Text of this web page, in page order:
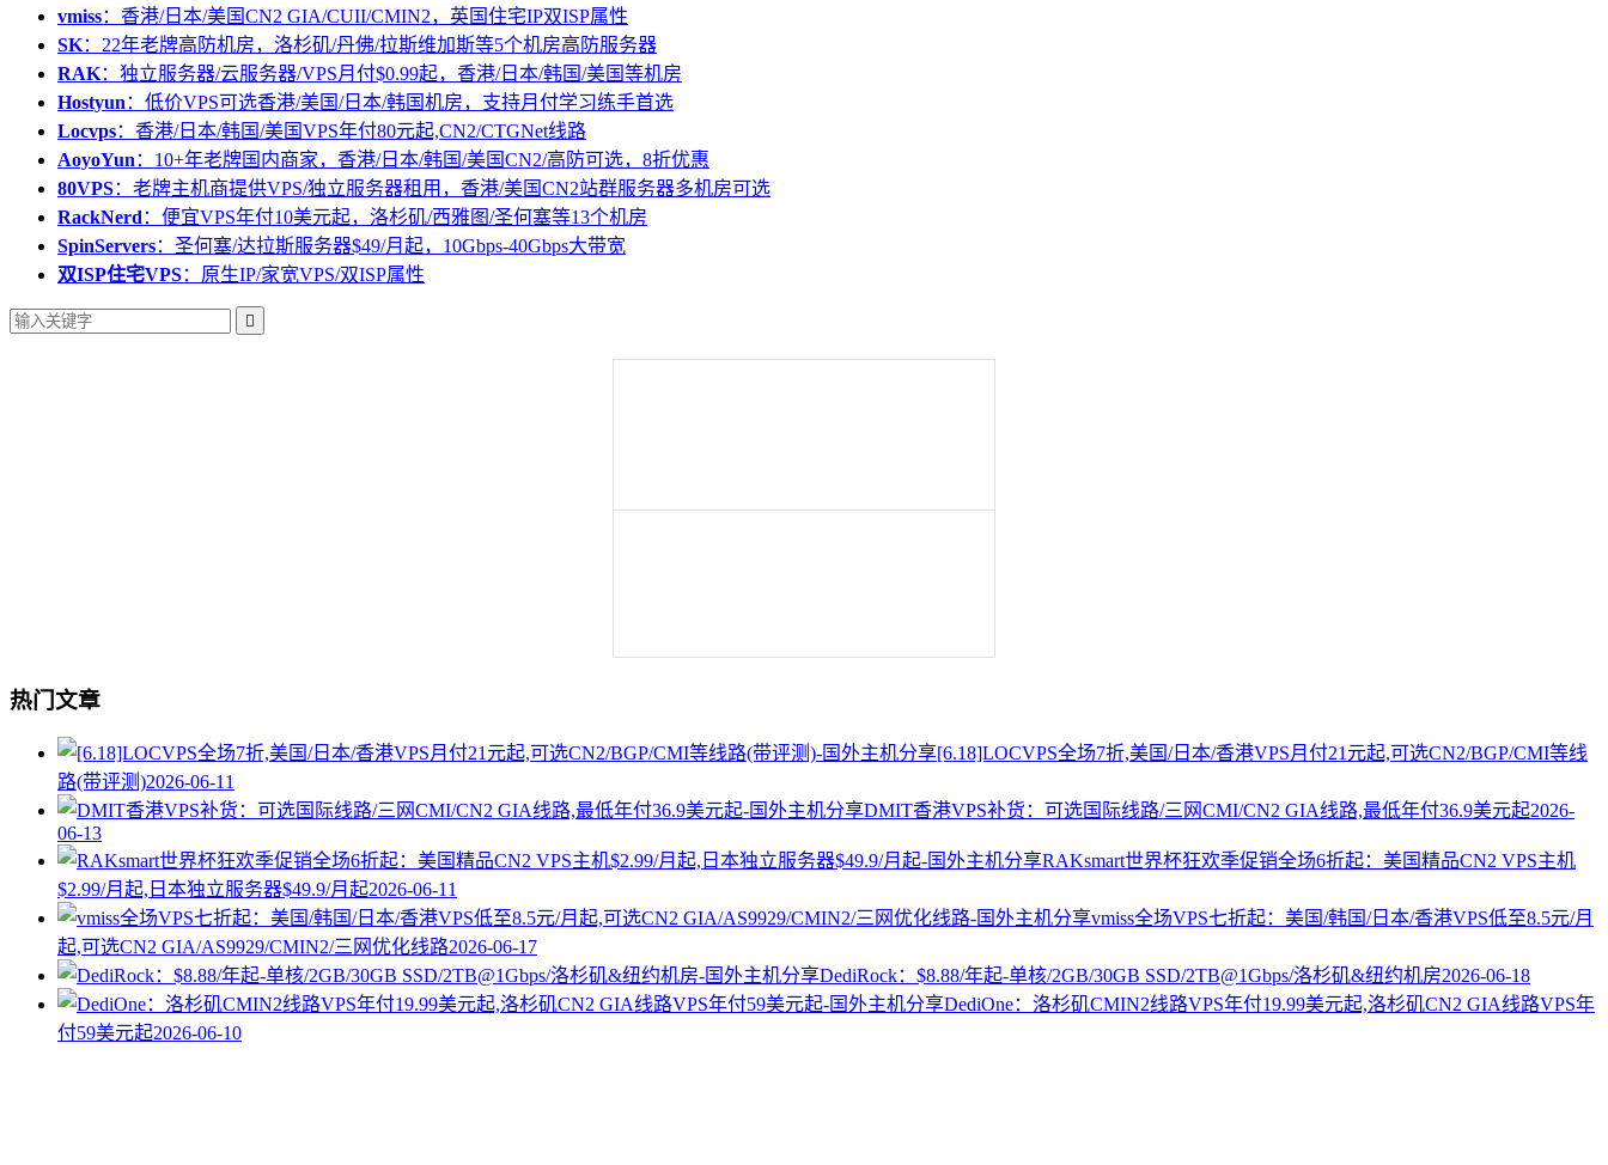
vmiss：香港/日本/美国CN2 GIA/CUII/CMIN2，英国住宅IP双ISP属性
SK：22年老牌高防机房，洛杉矶/丹佛/拉斯维加斯等5个机房高防服务器
RAK：独立服务器/云服务器/VPS月付$0.99起，香港/日本/韩国/美国等机房
Hostyun ：低价VPS可选香港/美国/日本/韩国机房，支持月付学习练手首选
Locvps：香港/日本/韩国/美国VPS年付80元起,CN2/CTGNet线路
AoyoYun ：10+年老牌国内商家，香港/日本/韩国/美国CN2/高防可选，8折优惠
80VPS：老牌主机商提供VPS/独立服务器租用，香港/美国CN2站群服务器多机房可选
RackNerd ：便宜VPS年付10美元起，洛杉矶/西雅图/圣何塞等13个机房
SpinServers：圣何塞/达拉斯服务器$49/月起，10Gbps-40Gbps大带宽
双ISP住宅VPS：原生IP/家宽VPS/双ISP属性

热门文章
[6.18]LOCVPS全场7折,美国/日本/香港VPS月付21元起,可选CN2/BGP/CMI等线
路(带评测)2026-06-11
DMIT香港VPS补货：可选国际线路/三网CMI/CN2 GIA线路,最低年付36.9美元起2026-
06-13
RAKsmart世界杯狂欢季促销全场6折起：美国精品CN2 VPS主机
$2.99/月起,日本独立服务器$49.9/月起2026-06-11
vmiss全场VPS七折起：美国/韩国/日本/香港VPS低至8.5元/月
起,可选CN2 GIA/AS9929/CMIN2/三网优化线路2026-06-17
DediRock：$8.88/年起-单核/2GB/30GB SSD/2TB@1Gbps/洛杉矶&纽约机房2026-06-18
DediOne：洛杉矶CMIN2线路VPS年付19.99美元起,洛杉矶CN2 GIA线路VPS年
付59美元起2026-06-10